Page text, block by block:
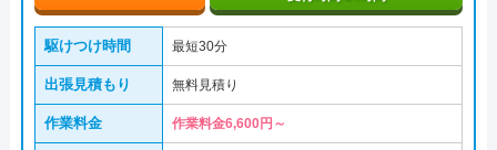
駆けつけ時間 最短30分
出張見積もり 無料見積り
作業料金 作業料金6,600円～